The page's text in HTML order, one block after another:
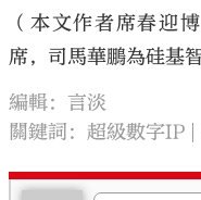
（本文作者席春迎
席，司馬華鵬為硅基
編輯：言淡
關鍵詞： 超級數字IP